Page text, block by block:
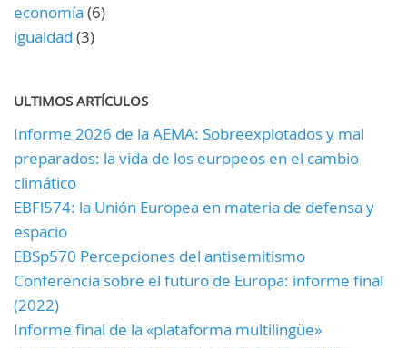
economía (6)
igualdad (3)
ULTIMOS ARTÍCULOS
Informe 2026 de la AEMA: Sobreexplotados y mal
preparados: la vida de los europeos en el cambio
climático
EBFl574: la Unión Europea en materia de defensa y
espacio
EBSp570 Percepciones del antisemitismo
Conferencia sobre el futuro de Europa: informe final
(2022)
Informe final de la «plataforma multilingüe»